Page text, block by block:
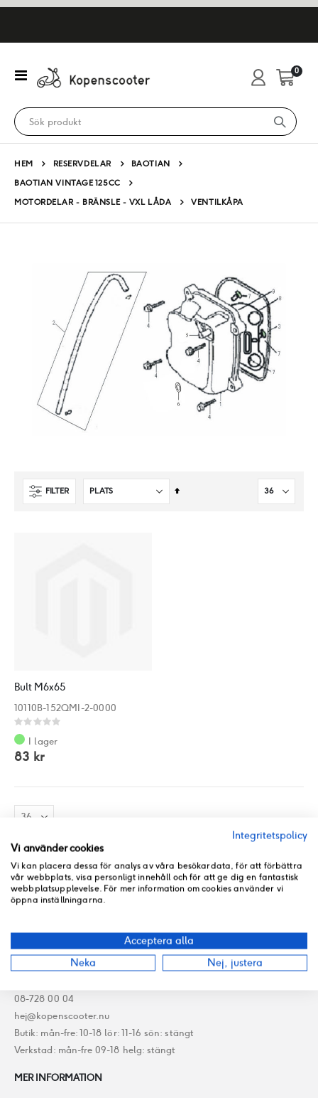
Växla
Nav
Cart
0
HEM RESERVDELAR
BAOTIAN
BAOTIAN VINTAGE 125CC
MOTORDELAR - BRÄNSLE - VXL LÅDA
VENTILKÅPA
FILTER
Sätt
Bult M6x65
10110B-152QMI-2-0000
Rating:
0%
I lager
83 kr
KUNDSERVICE
08-728 00 04
hej@kopenscooter.nu
Butik: mån-fre: 10-18 lör: 11-16 sön: stängt
Verkstad: mån-fre 09-18 helg: stängt
MER INFORMATION
Integritetspolicy
Vi använder cookies
Vi kan placera dessa för analys av våra besökardata, för att förbättra
vår webbplats, visa personligt innehåll och för att ge dig en fantastisk
webbplatsupplevelse. För mer information om cookies använder vi
öppna inställningarna.
Acceptera alla
Neka
Nej, justera